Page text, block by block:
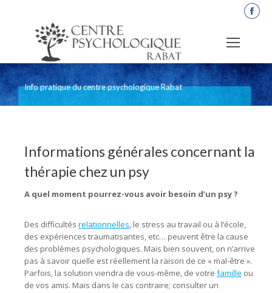
La
une
Info pratique du centre psychologique Rabat
Informations générales concernant la
thérapie chez un psy
A quel moment pourrez-vous avoir besoin d’un psy ?
Des difficultés relationnelles, le stress au travail ou à l’école,
des expériences traumatisantes, etc… peuvent être la cause
des problèmes psychologiques. Mais bien souvent, on n’arrive
pas à savoir quelle est réellement la raison de ce « mal-être ».
Parfois, la solution viendra de vous-même, de votre famille ou
de vos amis. Mais dans le cas contraire; consulter un